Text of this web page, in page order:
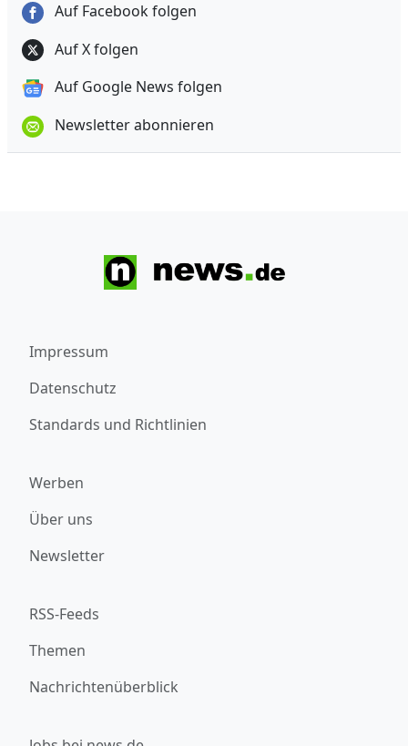
Auf Facebook folgen
Auf X folgen
Auf Google News folgen
Newsletter abonnieren
Impressum
Datenschutz
Standards und Richtlinien
Werben
Über uns
Newsletter
RSS-Feeds
Themen
Nachrichtenüberblick